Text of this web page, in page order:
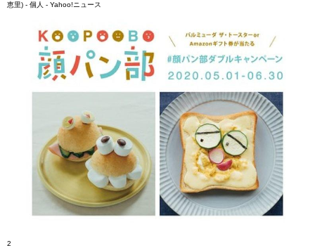
恵里) - 個人 - Yahoo!ニュース
2